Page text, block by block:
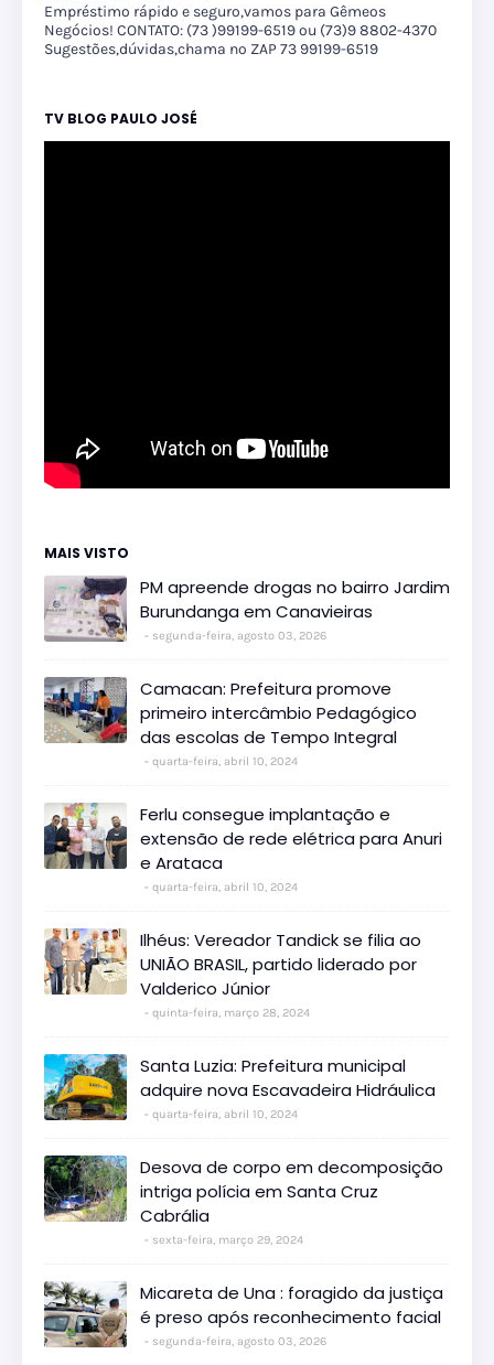
Empréstimo rápido e seguro,vamos para Gêmeos
Negócios! CONTATO: (73 )99199-6519 ou (73)9 8802-4370
Sugestões,dúvidas,chama no ZAP 73 99199-6519
TV BLOG PAULO JOSÉ
MAIS VISTO
PM apreende drogas no bairro Jardim
Burundanga em Canavieiras
segunda-feira, agosto 03, 2026
Camacan: Prefeitura promove
primeiro intercâmbio Pedagógico
das escolas de Tempo Integral
quarta-feira, abril 10, 2024
Ferlu consegue implantação e
extensão de rede elétrica para Anuri
e Arataca
quarta-feira, abril 10, 2024
Ilhéus: Vereador Tandick se filia ao
UNIÃO BRASIL, partido liderado por
Valderico Júnior
quinta-feira, março 28, 2024
Santa Luzia: Prefeitura municipal
adquire nova Escavadeira Hidráulica
quarta-feira, abril 10, 2024
Desova de corpo em decomposição
intriga polícia em Santa Cruz
Cabrália
sexta-feira, março 29, 2024
Micareta de Una : foragido da justiça
é preso após reconhecimento facial
segunda-feira, agosto 03, 2026